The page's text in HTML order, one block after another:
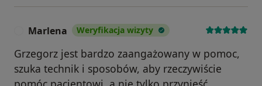
Marlena Weryfikacja wizyty
Grzegorz jest bardzo zaangażowany w pomoc,
szuka technik i sposobów, aby rzeczywiście